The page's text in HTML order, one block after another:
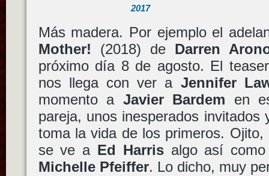
2017
Más madera. Por ejemplo el
Mother! (2018) de Darren
próximo día 8 de agosto. El
nos llega con ver a Jennifer
momento a Javier Bardem en
pareja, unos inesperados
toma la vida de los primeros.
se ve a Ed Harrisalgo así como
Michelle Pfeiffer. Lo dicho, muy